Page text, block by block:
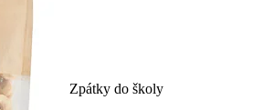
Zpátky do školy